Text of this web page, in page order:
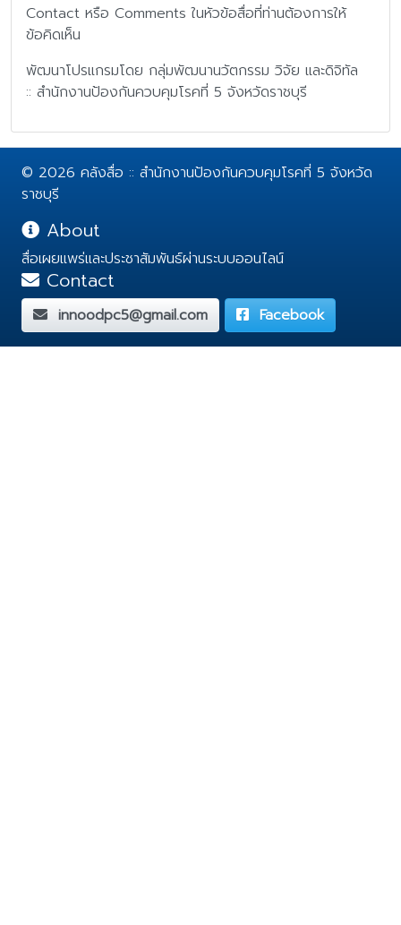
Contact หรือ Comments ในหัวข้อสื่อที่ท่านต้องการให้
ข้อคิดเห็น
พัฒนาโปรแกรมโดย กลุ่มพัฒนานวัตกรรม วิจัย และดิจิทัล
:: สำนักงานป้องกันควบคุมโรคที่ 5 จังหวัดราชบุรี
© 2026 คลังสื่อ :: สำนักงานป้องกันควบคุมโรคที่ 5 จังหวัด
ราชบุรี
About
สื่อเผยแพร่และประชาสัมพันธ์ผ่านระบบออนไลน์
Contact
innoodpc5@gmail.com Facebook